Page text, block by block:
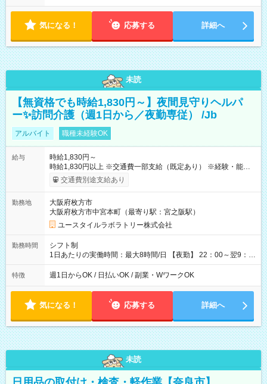
気になる！ 応募する 詳細へ
未読
【無資格でも時給1,830円～】夜間見守りヘルパ
ー✨訪問介護（週1日から／夜勤専従） /Jb
アルバイト 職種未経験OK
給与
時給1,830円～
時給1,830円以上 ※交通費一部支給（既定あり） ※経験・能力を
考慮して決定します 【収入例】 週1回勤務の場合：1,830円×8時
間×4回=5万8,560円 週3回勤務の場合：1,830円×8時間×12回
月 ※ 雇用形態と給与に、本採用時と異なる部分があります。 雇
用形態：本採用時と同じです。 給与：時給 1,610円以上
交通費別途支給あり
勤務地
大阪府枚方市
大阪府枚方市中宮本町（最寄り駅：宮之阪駅）
ユースタイルラボラトリー株式会社
勤務時間
シフト制
1日あたりの実働時間：最大8時間/日 【夜勤】 22：00～翌9：
00 ※週1日～OK ／ 夜勤専従 ＊＊ 勤務時間例 ＊＊ ■22時か
ら翌7時 ■23時から翌8時 ■24時から翌9時 など ※上記の時間
ます。 ※曜日固定（毎週同じ曜日での勤務となります）
特徴 週1日からOK / 日払いOK / 副業・WワークOK
気になる！ 応募する 詳細へ
未読